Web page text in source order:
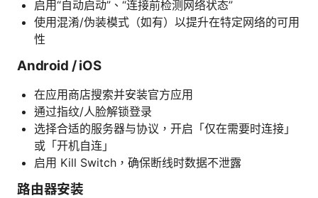
启用“自动启动”、“连接前检测网络状态”
使用混淆/伪装模式（如有）以提升在特定网络的可用
性
Android / iOS
在应用商店搜索并安装官方应用
通过指纹/人脸解锁登录
选择合适的服务器与协议，开启「仅在需要时连接」
或「开机自连」
启用 Kill Switch，确保断线时数据不泄露
路由器安装